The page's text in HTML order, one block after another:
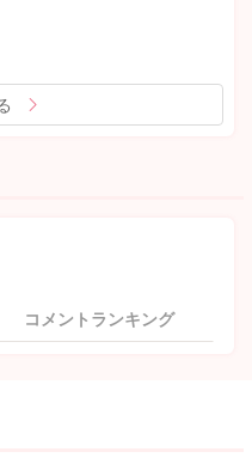
コメントランキング